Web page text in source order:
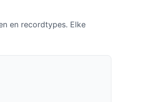
en recordtypes. Elke